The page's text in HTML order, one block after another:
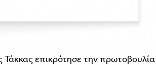
επικρότησε την πρωτοβουλία